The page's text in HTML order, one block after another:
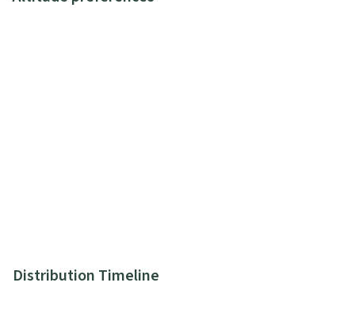
Distribution Timeline